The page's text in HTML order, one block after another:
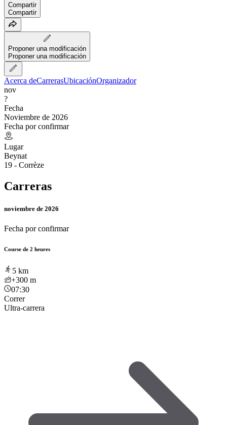
Compartir
Compartir
Proponer una modificación
Proponer una modificación
Acerca deCarrerasUbicaciónOrganizador
nov
?
Fecha
Noviembre de 2026
Fecha por confirmar
Lugar
Beynat
19 - Corrèze
Carreras
noviembre de 2026
Fecha por confirmar
Course de 2 heures
5 km
+300 m
07:30
Correr
Ultra-carrera